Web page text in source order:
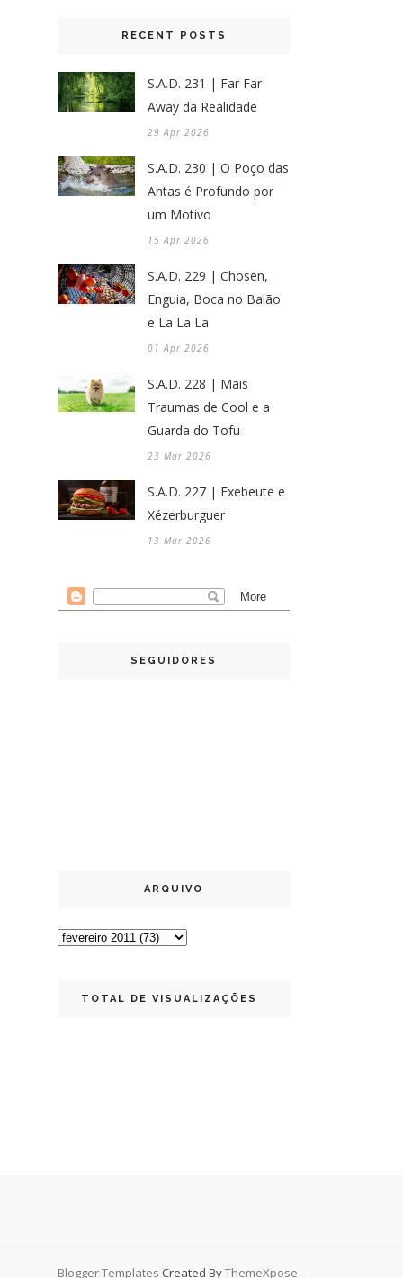
RECENT POSTS
S.A.D. 231 | Far Far
Away da Realidade
29 Apr 2026
S.A.D. 230 | O Poço das
Antas é Profundo por
um Motivo
15 Apr 2026
S.A.D. 229 | Chosen,
Enguia, Boca no Balão
e La La La
01 Apr 2026
S.A.D. 228 | Mais
Traumas de Cool e a
Guarda do Tofu
23 Mar 2026
S.A.D. 227 | Exebeute e
Xézerburguer
13 Mar 2026
SEGUIDORES
ARQUIVO
TOTAL DE VISUALIZAÇÕES
Blogger Templates Created ByThemeXpose -